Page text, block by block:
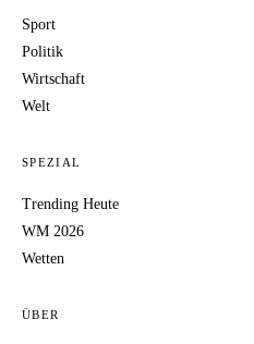
Sport
Politik
Wirtschaft
Welt
SPEZIAL
Trending Heute
WM 2026
Wetten
ÜBER